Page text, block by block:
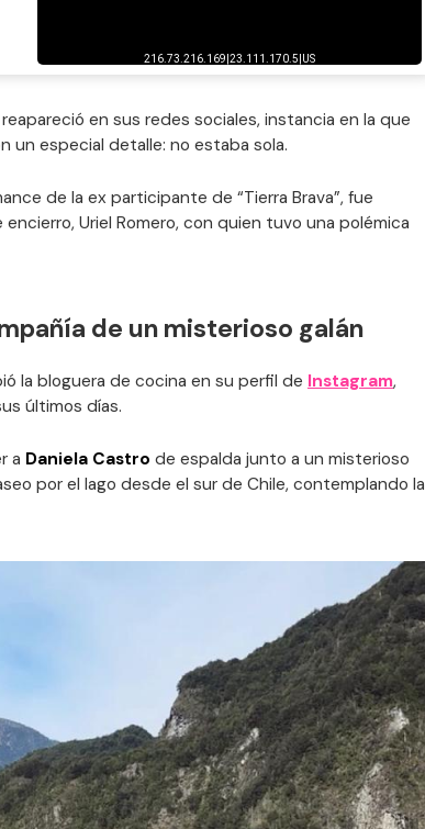
reapareció en sus redes sociales, instancia en la que
un especial detalle: no estaba sola.
de la ex participante de “Tierra Brava”, fue
Uriel Romero, con quien tuvo una polémica
de un misterioso galán
la bloguera de cocina en su perfil de Instagram,
últimos días.
a Daniela Castro de espalda junto a un misterioso
por el lago desde el sur de Chile, contemplando la